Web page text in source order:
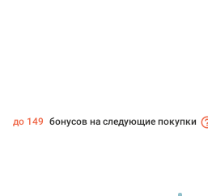
до 149 бонусов на следующие покупки